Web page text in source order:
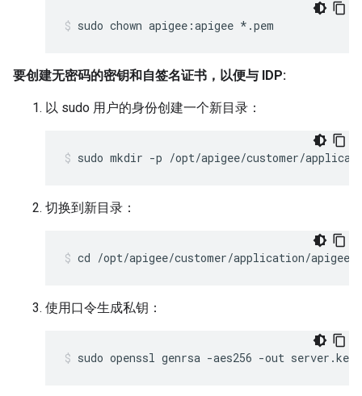
sudo chown apigee:apigee *.pem
要创建无密码的密钥和自签名证书，以便与 IDP:
以 sudo 用户的身份创建一个新目录：
sudo mkdir -p /opt/apigee/customer/
切换到新目录：
cd /opt/apigee/customer/application/apigee-
使用口令生成私钥：
sudo openssl genrsa -aes256 -out server.key